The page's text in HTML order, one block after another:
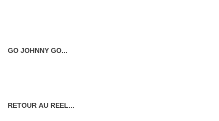
GO JOHNNY GO...
RETOUR AU REEL...